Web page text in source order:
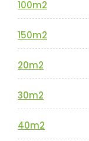
100m2
150m2
20m2
30m2
40m2